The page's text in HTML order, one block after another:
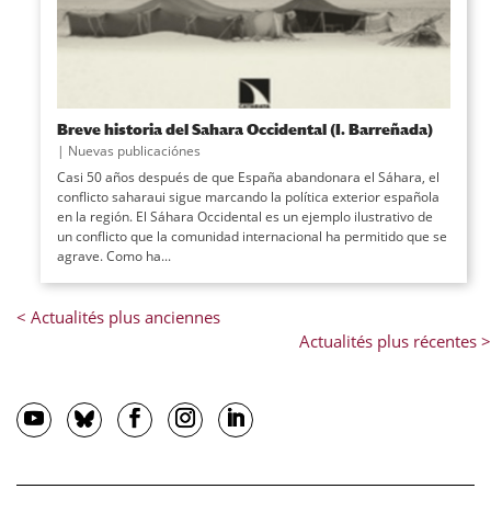
Breve historia del Sahara Occidental (I. Barreñada)
| Nuevas publicaciónes
Casi 50 años después de que España abandonara el Sáhara, el
conflicto saharaui sigue marcando la política exterior española
en la región. El Sáhara Occidental es un ejemplo ilustrativo de
un conflicto que la comunidad internacional ha permitido que se
agrave. Como ha...